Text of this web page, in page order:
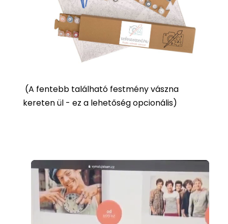
(A fentebb található festmény vászna
kereten ül - ez a lehetőség opcionális)